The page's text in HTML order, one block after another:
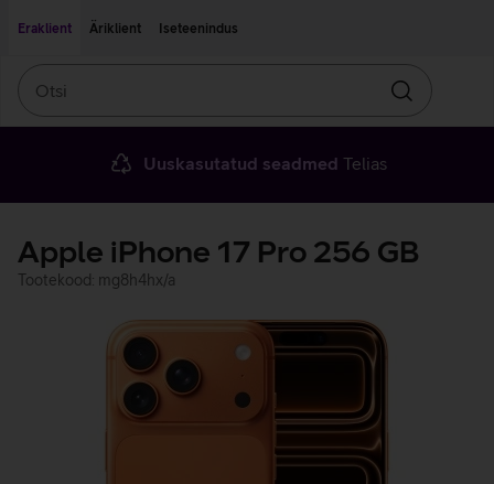
Eraklient
Äriklient Iseteenindus
Otsin
Uuskasutatud seadmed Telias
Apple iPhone 17 Pro 256 GB
Tootekood: mg8h4hx/a